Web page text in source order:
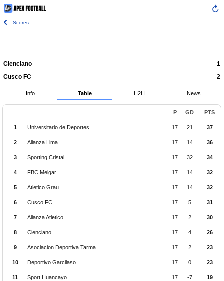
Scores
Cienciano
1
Cusco FC
2
Info Table H2H News
P GD PTS
1 Universitario de Deportes 17 21 37
2 Alianza Lima 17 14 36
3 Sporting Cristal 17 32 34
4 FBC Melgar 17 14 32
5 Atletico Grau 17 14 32
6 Cusco FC 17 5 31
7 Alianza Atletico 17 2 30
8 Cienciano 17 4 26
9 Asociacion Deportiva Tarma 17 2 23
10 Deportivo Garcilaso 17 0 23
11 Sport Huancayo 17 -7 19